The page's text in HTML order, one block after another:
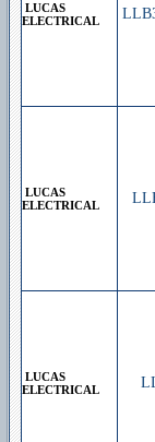
LUCAS
ELECTRICAL
LUCAS
ELECTRICAL
LUCAS
ELECTRICAL